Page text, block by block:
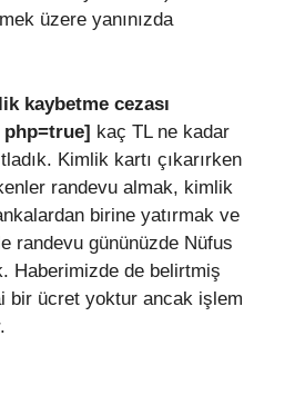
üzere yanınızda
kaybetme cezası
php=true] kaç TL ne kadar
Kimlik kartı çıkarırken
randevu almak, kimlik
birine yatırmak ve
randevu gününüzde Nüfus
Haberimizde de belirtmiş
bir ücret yoktur ancak işlem